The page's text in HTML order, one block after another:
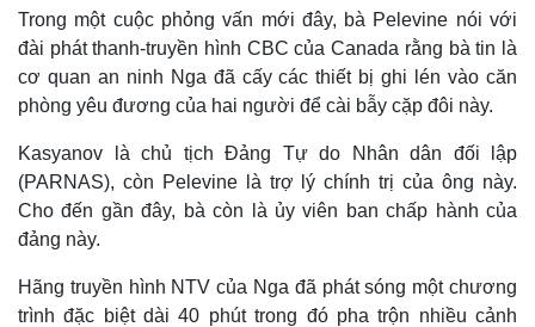
Trong một cuộc phỏng vấn mới đây, bà Pelevine nói với
đài phát thanh-truyền hình CBC của Canada rằng bà tin là
cơ quan an ninh Nga đã cấy các thiết bị ghi lén vào căn
phòng yêu đương của hai người để cài bẫy cặp đôi này.
Kasyanov là chủ tịch Đảng Tự do Nhân dân đối lập
(PARNAS), còn Pelevine là trợ lý chính trị của ông này.
Cho đến gần đây, bà còn là ủy viên ban chấp hành của
đảng này.
Hãng truyền hình NTV của Nga đã phát sóng một chương
trình đặc biệt dài 40 phút trong đó pha trộn nhiều cảnh